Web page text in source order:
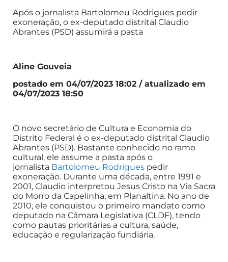
Após o jornalista Bartolomeu Rodrigues pedir
exoneração, o ex-deputado distrital Claudio
Abrantes (PSD) assumirá a pasta
Aline Gouveia
postado em 04/07/2023 18:02 / atualizado em
04/07/2023 18:50
O novo secretário de Cultura e Economia do
Distrito Federal é o ex-deputado distrital Claudio
Abrantes (PSD). Bastante conhecido no ramo
cultural, ele assume a pasta após o
jornalista Bartolomeu Rodrigues pedir
exoneração. Durante uma década, entre 1991 e
2001, Claudio interpretou Jesus Cristo na Via Sacra
do Morro da Capelinha, em Planaltina. No ano de
2010, ele conquistou o primeiro mandato como
deputado na Câmara Legislativa (CLDF), tendo
como pautas prioritárias a cultura, saúde,
educação e regularização fundiária.